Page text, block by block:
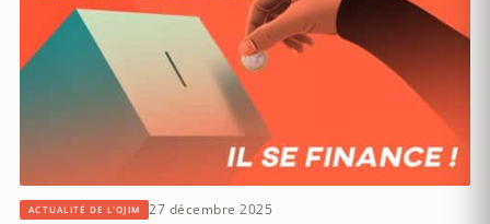
ACTUALITÉ DE L'OJIM 27 décembre 2025